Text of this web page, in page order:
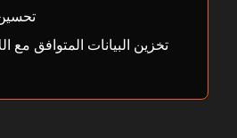
تحسين
تخزين البيانات المتوافق مع